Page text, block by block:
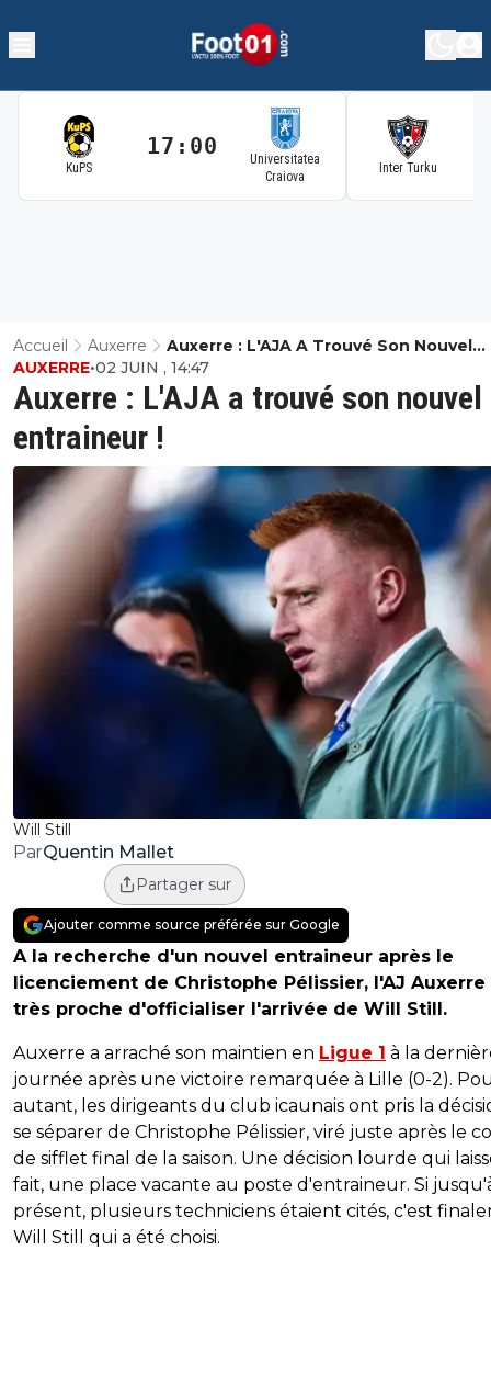
KuPS
17:00
Universitatea
Craiova
Inter Turku
Accueil Auxerre
Auxerre : L'AJA A Trouvé Son Nouvel
Entraineur !
Will Still
Auxerre : L'AJA a trouvé son nouvel
entraineur !
AUXERRE•02 JUIN , 14:47
ParQuentin Mallet
Partager sur
Ajouter comme source préférée sur Google
A la recherche d'un nouvel entraineur après le
licenciement de Christophe Pélissier, l'AJ Auxerre
très proche d'officialiser l'arrivée de Will Still.
Auxerre a arraché son maintien en Ligue 1 à la
journée après une victoire remarquée à Lille (0-2).
autant, les dirigeants du club icaunais ont pris la
se séparer de Christophe Pélissier, viré juste après le
de sifflet final de la saison. Une décision lourde qui
fait, une place vacante au poste d'entraineur. Si
présent, plusieurs techniciens étaient cités, c'est
Will Still qui a été choisi.